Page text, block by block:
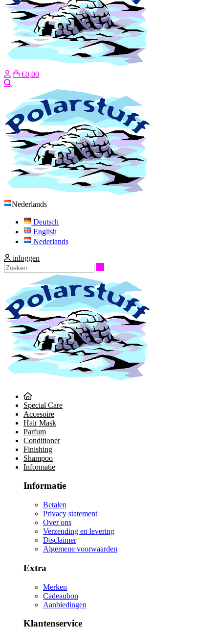
€0,00
Nederlands
Deutsch
English
Nederlands
inloggen
Special Care
Accesoire
Hair Mask
Parfum
Conditioner
Finishing
Shampoo
Informatie
Informatie
Betalen
Privacy statement
Over ons
Verzending en levering
Disclaimer
Algemene voorwaarden
Extra
Merken
Cadeaubon
Aanbiedingen
Klantenservice